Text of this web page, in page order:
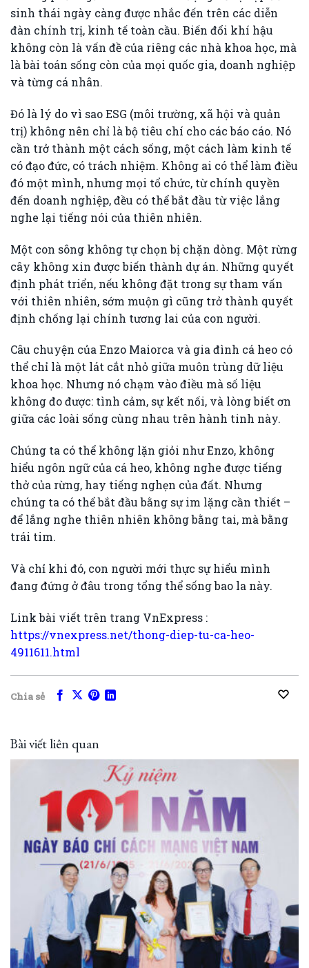
sinh thái ngày càng được nhắc đến trên các diễn
đàn chính trị, kinh tế toàn cầu. Biến đổi khí hậu
không còn là vấn đề của riêng các nhà khoa học, mà
là bài toán sống còn của mọi quốc gia, doanh nghiệp
và từng cá nhân.
Đó là lý do vì sao ESG (môi trường, xã hội và quản
trị) không nên chỉ là bộ tiêu chí cho các báo cáo. Nó
cần trở thành một cách sống, một cách làm kinh tế
có đạo đức, có trách nhiệm. Không ai có thể làm điều
đó một mình, nhưng mọi tổ chức, từ chính quyền
đến doanh nghiệp, đều có thể bắt đầu từ việc lắng
nghe lại tiếng nói của thiên nhiên.
Một con sông không tự chọn bị chặn dòng. Một rừng
cây không xin được biến thành dự án. Những quyết
định phát triển, nếu không đặt trong sự tham vấn
với thiên nhiên, sớm muộn gì cũng trở thành quyết
định chống lại chính tương lai của con người.
Câu chuyện của Enzo Maiorca và gia đình cá heo có
thể chỉ là một lát cắt nhỏ giữa muôn trùng dữ liệu
khoa học. Nhưng nó chạm vào điều mà số liệu
không đo được: tình cảm, sự kết nối, và lòng biết ơn
giữa các loài sống cùng nhau trên hành tinh này.
Chúng ta có thể không lặn giỏi như Enzo, không
hiểu ngôn ngữ của cá heo, không nghe được tiếng
thở của rừng, hay tiếng nghẹn của đất. Nhưng
chúng ta có thể bắt đầu bằng sự im lặng cần thiết –
để lắng nghe thiên nhiên không bằng tai, mà bằng
trái tim.
Và chỉ khi đó, con người mới thực sự hiểu mình
đang đứng ở đâu trong tổng thể sống bao la này.
Link bài viết trên trang VnExpress :
https://vnexpress.net/thong-diep-tu-ca-heo-
4911611.html
Chia sẻ
Bài viết liên quan